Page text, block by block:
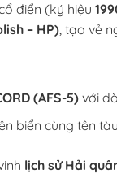
điển (ký hiệu
– HP), tạo vẻ
(AFS-5)với
biển cùng tên tàu
lịch sử Hải